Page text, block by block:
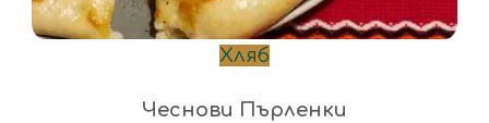
Хляб
Чеснови Пърленки